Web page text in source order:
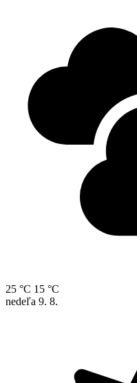
25 °C 15 °C
nedeľa 9. 8.